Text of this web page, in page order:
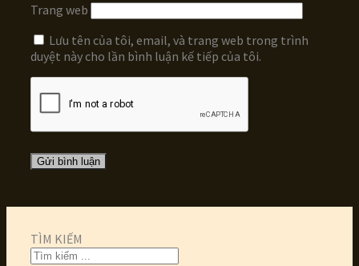
Trang web
Lưu tên của tôi, email, và trang web trong trình
duyệt này cho lần bình luận kế tiếp của tôi.
TÌM KIẾM